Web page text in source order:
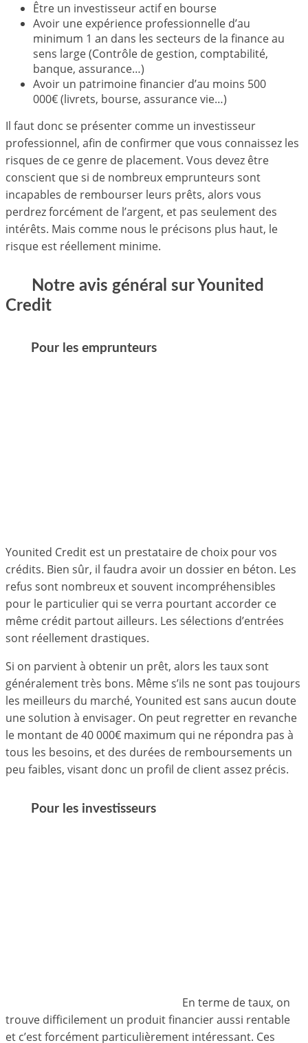
Être un investisseur actif en bourse
Avoir une expérience professionnelle d’au
minimum 1 an dans les secteurs de la finance au
sens large (Contrôle de gestion, comptabilité,
banque, assurance…)
Avoir un patrimoine financier d’au moins 500
000€ (livrets, bourse, assurance vie…)
Il faut donc se présenter comme un investisseur
professionnel, afin de confirmer que vous connaissez les
risques de ce genre de placement. Vous devez être
conscient que si de nombreux emprunteurs sont
incapables de rembourser leurs prêts, alors vous
perdrez forcément de l’argent, et pas seulement des
intérêts. Mais comme nous le précisons plus haut, le
risque est réellement minime.
Notre avis général sur Younited
Credit
Pour les emprunteurs
Younited Credit est un prestataire de choix pour vos
crédits. Bien sûr, il faudra avoir un dossier en béton. Les
refus sont nombreux et souvent incompréhensibles
pour le particulier qui se verra pourtant accorder ce
même crédit partout ailleurs. Les sélections d’entrées
sont réellement drastiques.
Si on parvient à obtenir un prêt, alors les taux sont
généralement très bons. Même s’ils ne sont pas toujours
les meilleurs du marché, Younited est sans aucun doute
une solution à envisager. On peut regretter en revanche
le montant de 40 000€ maximum qui ne répondra pas à
tous les besoins, et des durées de remboursements un
peu faibles, visant donc un profil de client assez précis.
Pour les investisseurs
En terme de taux, on
trouve difficilement un produit financier aussi rentable
et c’est forcément particulièrement intéressant. Ces